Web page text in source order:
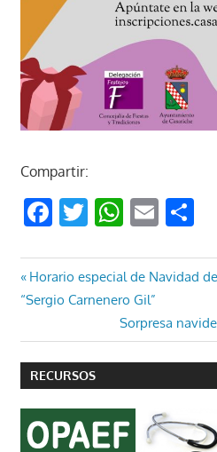
Compartir:
Facebook
TwitterEmail
Navegación
de
entradas
Entrada
anterior:
Horario especial de Navidad
“Sergio Carnenero Gil”
Entrada
siguiente:
Sorpresa
RECURSOS